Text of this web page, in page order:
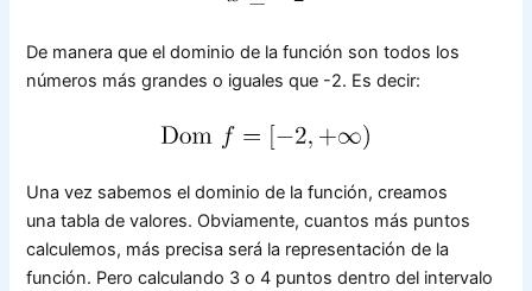
De manera que el dominio de la función son todos los
números más grandes o iguales que -2. Es decir:
Una vez sabemos el dominio de la función, creamos
una tabla de valores. Obviamente, cuantos más puntos
calculemos, más precisa será la representación de la
función. Pero calculando 3 o 4 puntos dentro del intervalo